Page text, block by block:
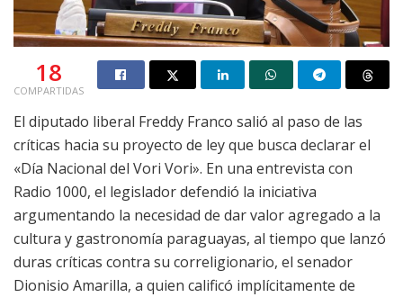
18
COMPARTIDAS
El diputado liberal Freddy Franco salió al paso de las
críticas hacia su proyecto de ley que busca declarar el
«Día Nacional del Vori Vori». En una entrevista con
Radio 1000, el legislador defendió la iniciativa
argumentando la necesidad de dar valor agregado a la
cultura y gastronomía paraguayas, al tiempo que lanzó
duras críticas contra su correligionario, el senador
Dionisio Amarilla, a quien calificó implícitamente de